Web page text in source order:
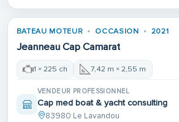
BATEAU MOTEUR OCCASION 2021
Jeanneau Cap Camarat
1 × 225 ch 7,42 m × 2,55 m
VENDEUR PROFESSIONNEL
Cap med boat & yacht consulting
83980 Le Lavandou